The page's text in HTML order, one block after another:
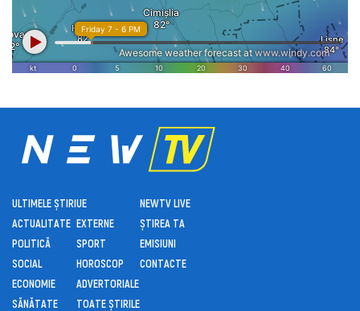
ULTIMELE ȘTIRI
ACTUALITATE
POLITICĂ
SOCIAL
ECONOMIE
SĂNĂTATE
UE
EXTERNE
SPORT
HOROSCOP
ADVERTORIALE
TOATE ȘTIRILE
NEWTV LIVE
ȘTIREA TA
EMISIUNI
CONTACTE